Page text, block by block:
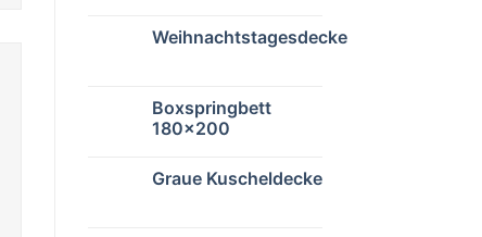
Weihnachtstagesdecke
Boxspringbett
180×200
Graue Kuscheldecke